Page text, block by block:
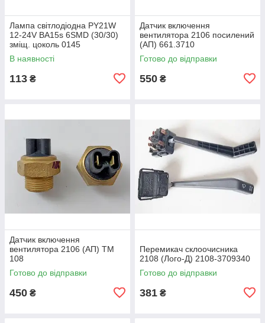
Лампа світлодіодна PY21W
12-24V BA15s 6SMD (30/30)
зміщ. цоколь 0145
В наявності
113 ₴
Датчик включення
вентилятора 2106 посилений
(АП) 661.3710
Готово до відправки
550 ₴
Датчик включення
вентилятора 2106 (АП) ТМ
108
Готово до відправки
450 ₴
Перемикач склоочисника
2108 (Лoго-Д) 2108-3709340
Готово до відправки
381 ₴